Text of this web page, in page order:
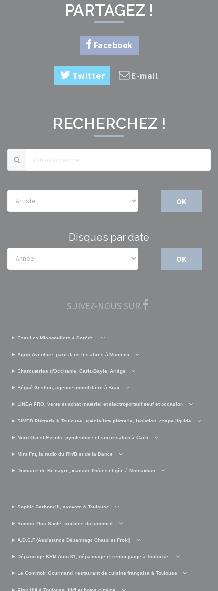
PARTAGEZ !
Facebook
Twitter E-mail
RECHERCHEZ !
OK
Disques par date
OK
SUIVEZ-NOUS SUR
Esat Les Micocouliers à Sorède.
Agrip Aventure, parc dans les abres à Montech
Charcuteries d'Occitanie, Carla-Bayle, Ariège
Bégué Gestion, agence immobilière à Brax
LINEA PRO, vente et achat matériel et électroportatif neuf et occasion
SIMED Plâtrerie à Toulouse, spécialiste plâtrerie, isolation, chape liquide
Nord Ouest Events, pyrotechnie et sonorisation à Caen
Mint Fm, la radio du R'n'B et de la Dance
Domaine de Belcayre, maison d'hôtes et gîte à Montauban
Sophie Carboneill, avocate à Toulouse
Somno Plus Santé, troubles du sommeil
A.D.C.F (Assistance Dépannage Chaud et Froid)
Dépannage KRM Auto 31, dépannage et remorquage à Toulouse
Le Comptoir Gourmand, restaurant de cuisine française à Toulouse
Play Hifi à Toulouse, hi-fi et home cinéma